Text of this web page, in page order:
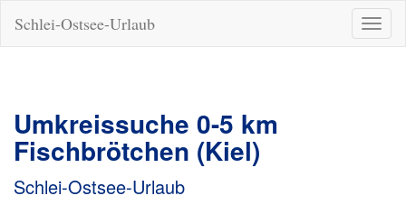
ein-/
Schlei-Ostsee-Urlaub
Umkreissuche 0-5 km
Fischbrötchen (Kiel)
Schlei-Ostsee-Urlaub